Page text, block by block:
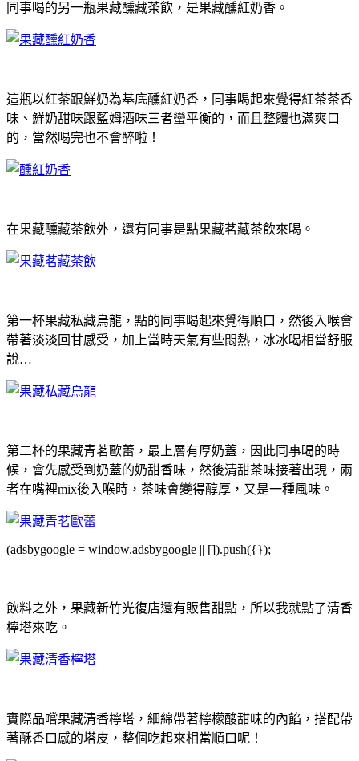
同事喝的另一瓶果藏醺藏茶飲，是果藏醺紅奶香。
這瓶以紅茶跟鮮奶為基底醺紅奶香，同事喝起來覺得紅茶茶香
味、鮮奶甜味跟藍姆酒味三者蠻平衡的，而且整體也滿爽口
的，當然喝完也不會醉啦！
在果藏醺藏茶飲外，還有同事是點果藏茗藏茶飲來喝。
第一杯果藏私藏烏龍，點的同事喝起來覺得順口，然後入喉會
帶著淡淡回甘感受，加上當時天氣有些悶熱，冰冰喝相當舒服
說…
第二杯的果藏青茗歐蕾，最上層有厚奶蓋，因此同事喝的時
候，會先感受到奶蓋的奶甜香味，然後清甜茶味接著出現，兩
者在嘴裡mix後入喉時，茶味會變得醇厚，又是一種風味。
(adsbygoogle = window.adsbygoogle || []).push({});
飲料之外，果藏新竹光復店還有販售甜點，所以我就點了清香
檸塔來吃。
實際品嚐果藏清香檸塔，細綿帶著檸檬酸甜味的內餡，搭配帶
著酥香口感的塔皮，整個吃起來相當順口呢！